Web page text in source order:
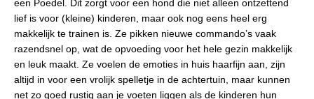
een Poedel. Dit zorgt voor een hond die niet alleen ontzettend
lief is voor (kleine) kinderen, maar ook nog eens heel erg
makkelijk te trainen is. Ze pikken nieuwe commando’s vaak
razendsnel op, wat de opvoeding voor het hele gezin makkelijk
en leuk maakt. Ze voelen de emoties in huis haarfijn aan, zijn
altijd in voor een vrolijk spelletje in de achtertuin, maar kunnen
net zo goed rustig aan je voeten liggen als de kinderen hun